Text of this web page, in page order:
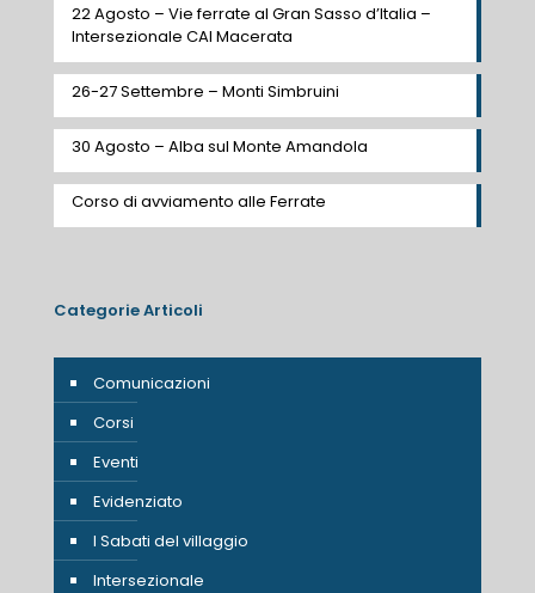
22 Agosto – Vie ferrate al Gran Sasso d’Italia –
Intersezionale CAI Macerata
26-27 Settembre – Monti Simbruini
30 Agosto – Alba sul Monte Amandola
Corso di avviamento alle Ferrate
Categorie Articoli
Comunicazioni
Corsi
Eventi
Evidenziato
I Sabati del villaggio
Intersezionale